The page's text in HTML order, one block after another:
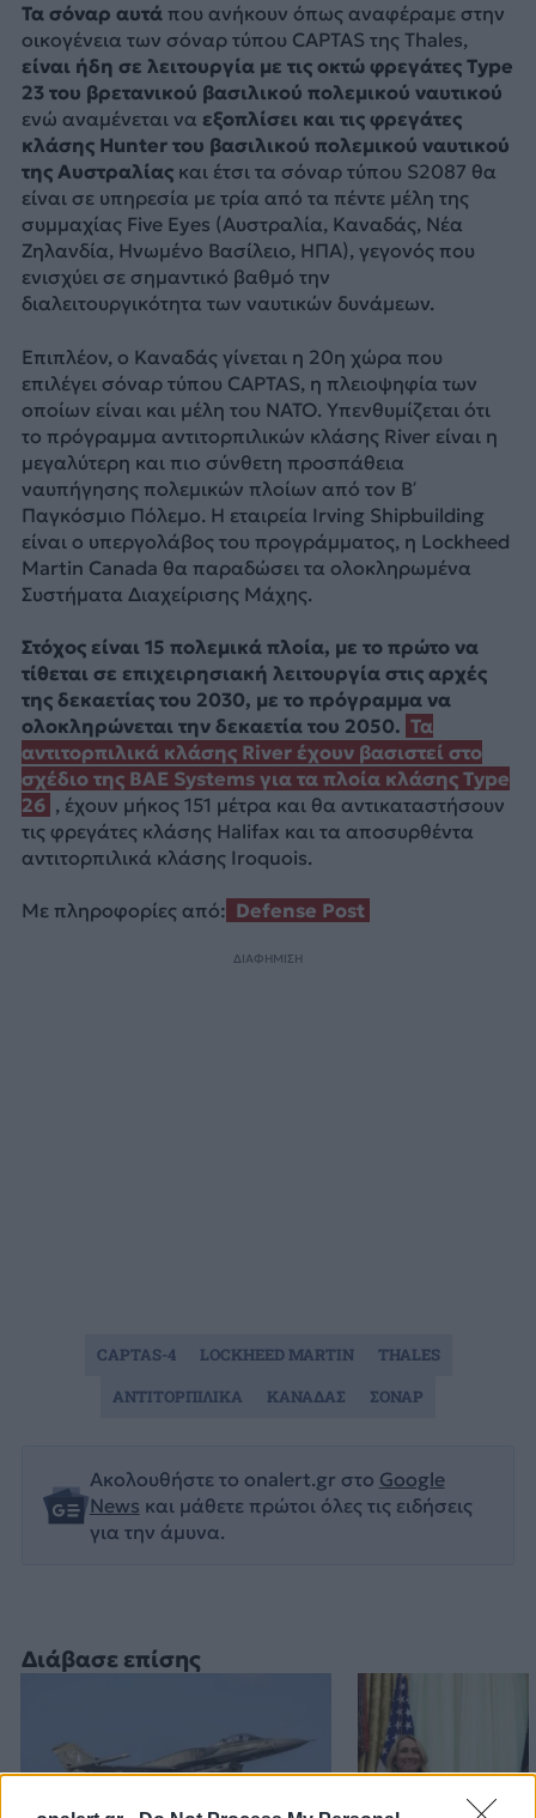
Διάβασε επίσης
Τα σόναρ αυτάπου ανήκουν όπως αναφέραμε στην
οικογένεια των σόναρ τύπου CAPTAS της Thales,
είναι ήδη σε λειτουργία με τις οκτώ φρεγάτες Type
23 του βρετανικού βασιλικού πολεμικού ναυτικού
ενώ αναμένεται να εξοπλίσει και τις φρεγάτες
κλάσης Hunter του βασιλικού πολεμικού ναυτικού
της Αυστραλίαςκαι έτσι τα σόναρ τύπου S2087 θα
είναι σε υπηρεσία με τρία από τα πέντε μέλη της
συμμαχίας Five Eyes (Αυστραλία, Καναδάς, Νέα
Ζηλανδία, Ηνωμένο Βασίλειο, ΗΠΑ), γεγονός που
ενισχύει σε σημαντικό βαθμό την
διαλειτουργικότητα των ναυτικών δυνάμεων.
Επιπλέον, ο Καναδάς γίνεται η 20η χώρα που
επιλέγει σόναρ τύπου CAPTAS, η πλειοψηφία των
οποίων είναι και μέλη του NATO. Υπενθυμίζεται ότι
το πρόγραμμα αντιτορπιλικών κλάσης River είναι η
μεγαλύτερη και πιο σύνθετη προσπάθεια
ναυπήγησης πολεμικών πλοίων από τον Β’
Παγκόσμιο Πόλεμο. Η εταιρεία Irving Shipbuilding
είναι ο υπεργολάβος του προγράμματος, η Lockheed
Martin Canada θα παραδώσει τα ολοκληρωμένα
Συστήματα Διαχείρισης Μάχης.
Στόχος είναι 15 πολεμικά πλοία, με το πρώτο να
τίθεται σε επιχειρησιακή λειτουργία στις αρχές
της δεκαετίας του 2030, με το πρόγραμμα να
ολοκληρώνεται την δεκαετία του 2050. Τα
αντιτορπιλικά κλάσης River έχουν βασιστεί στο
σχέδιο της BAE Systems για τα πλοία κλάσης Type
26 , έχουν μήκος 151 μέτρα και θα αντικαταστήσουν
τις φρεγάτες κλάσης Halifax και τα αποσυρθέντα
αντιτορπιλικά κλάσης Iroquois.
Με πληροφορίες από: Defense Post
ΔΙΑΦΗΜΙΣΗ
Ακολουθήστε το onalert.gr στο Google
News και μάθετε πρώτοι όλες τις ειδήσεις
για την άμυνα.
CAPTAS-4 LOCKHEED MARTIN
THALES
ΑΝΤΙΤΟΡΠΙΛΙΚΑ
ΚΑΝΑΔΑΣ ΣΟΝΑΡ